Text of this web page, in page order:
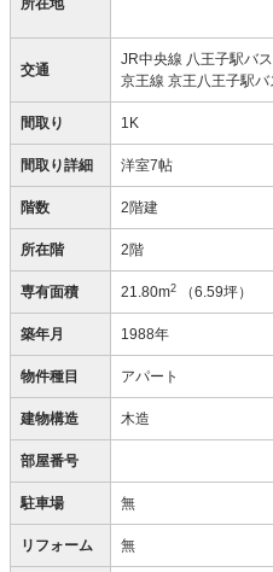
所在地
交通
JR中央線 八王子駅バ
京王線 京王八王子駅
間取り 1K
間取り詳細 洋室7帖
階数 2階建
所在階 2階
専有面積 21.80m2 （6.59坪）
築年月 1988年
物件種目 アパート
建物構造 木造
部屋番号
駐車場 無
リフォーム 無